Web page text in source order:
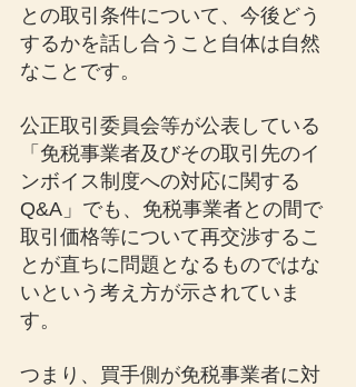
との取引条件について、今後どう
するかを話し合うこと自体は自然
なことです。
公正取引委員会等が公表している
「免税事業者及びその取引先のイ
ンボイス制度への対応に関する
Q&A」でも、免税事業者との間で
取引価格等について再交渉するこ
とが直ちに問題となるものではな
いという考え方が示されていま
す。
つまり、買手側が免税事業者に対